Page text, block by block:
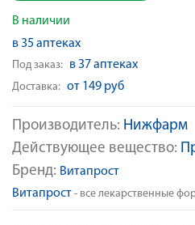
Производитель: Нижфарм
Действующее вещество:
Бренд: Витапрост
Витапрост - все лекарственные
В наличии
в 35 аптеках
Под заказ: в 37 аптеках
Доставка: от 149 руб